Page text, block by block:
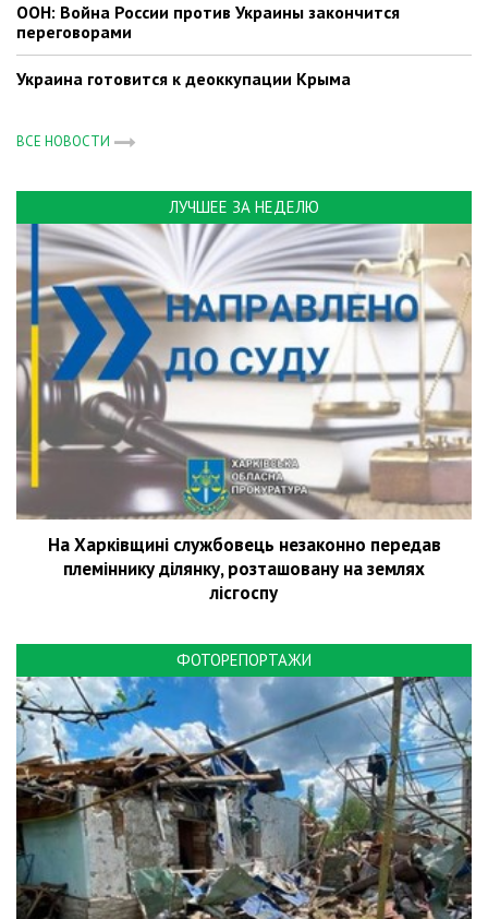
ООН: Война России против Украины закончится
переговорами
Украина готовится к деоккупации Крыма
ВСЕ НОВОСТИ
ЛУЧШЕЕ ЗА НЕДЕЛЮ
На Харківщині службовець незаконно передав
племіннику ділянку, розташовану на землях
лісгоспу
ФОТОРЕПОРТАЖИ